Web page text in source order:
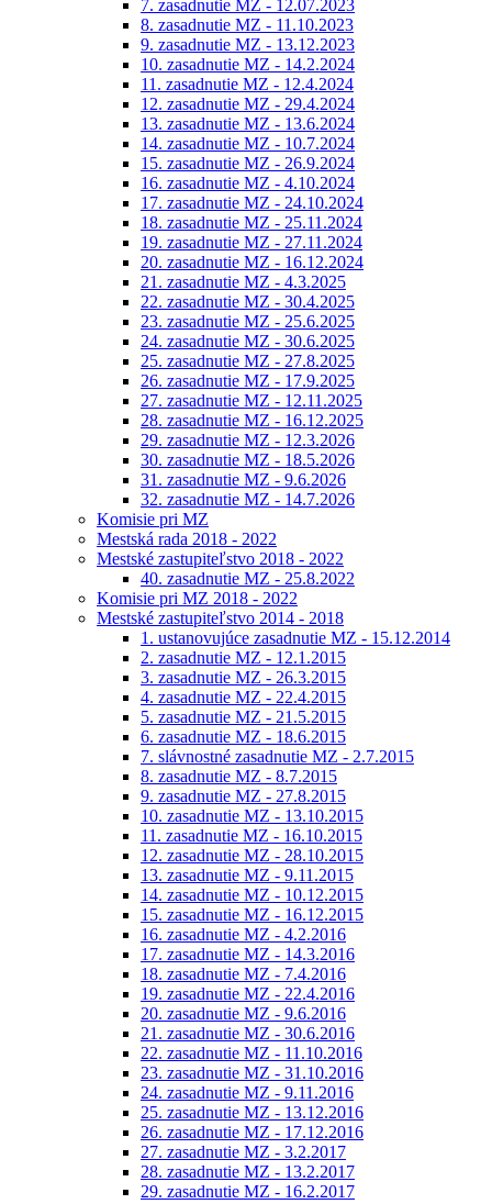
7. zasadnutie MZ - 12.07.2023
8. zasadnutie MZ - 11.10.2023
9. zasadnutie MZ - 13.12.2023
10. zasadnutie MZ - 14.2.2024
11. zasadnutie MZ - 12.4.2024
12. zasadnutie MZ - 29.4.2024
13. zasadnutie MZ - 13.6.2024
14. zasadnutie MZ - 10.7.2024
15. zasadnutie MZ - 26.9.2024
16. zasadnutie MZ - 4.10.2024
17. zasadnutie MZ - 24.10.2024
18. zasadnutie MZ - 25.11.2024
19. zasadnutie MZ - 27.11.2024
20. zasadnutie MZ - 16.12.2024
21. zasadnutie MZ - 4.3.2025
22. zasadnutie MZ - 30.4.2025
23. zasadnutie MZ - 25.6.2025
24. zasadnutie MZ - 30.6.2025
25. zasadnutie MZ - 27.8.2025
26. zasadnutie MZ - 17.9.2025
27. zasadnutie MZ - 12.11.2025
28. zasadnutie MZ - 16.12.2025
29. zasadnutie MZ - 12.3.2026
30. zasadnutie MZ - 18.5.2026
31. zasadnutie MZ - 9.6.2026
32. zasadnutie MZ - 14.7.2026
Komisie pri MZ
Mestská rada 2018 - 2022
Mestské zastupiteľstvo 2018 - 2022
40. zasadnutie MZ - 25.8.2022
Komisie pri MZ 2018 - 2022
Mestské zastupiteľstvo 2014 - 2018
1. ustanovujúce zasadnutie MZ - 15.12.2014
2. zasadnutie MZ - 12.1.2015
3. zasadnutie MZ - 26.3.2015
4. zasadnutie MZ - 22.4.2015
5. zasadnutie MZ - 21.5.2015
6. zasadnutie MZ - 18.6.2015
7. slávnostné zasadnutie MZ - 2.7.2015
8. zasadnutie MZ - 8.7.2015
9. zasadnutie MZ - 27.8.2015
10. zasadnutie MZ - 13.10.2015
11. zasadnutie MZ - 16.10.2015
12. zasadnutie MZ - 28.10.2015
13. zasadnutie MZ - 9.11.2015
14. zasadnutie MZ - 10.12.2015
15. zasadnutie MZ - 16.12.2015
16. zasadnutie MZ - 4.2.2016
17. zasadnutie MZ - 14.3.2016
18. zasadnutie MZ - 7.4.2016
19. zasadnutie MZ - 22.4.2016
20. zasadnutie MZ - 9.6.2016
21. zasadnutie MZ - 30.6.2016
22. zasadnutie MZ - 11.10.2016
23. zasadnutie MZ - 31.10.2016
24. zasadnutie MZ - 9.11.2016
25. zasadnutie MZ - 13.12.2016
26. zasadnutie MZ - 17.12.2016
27. zasadnutie MZ - 3.2.2017
28. zasadnutie MZ - 13.2.2017
29. zasadnutie MZ - 16.2.2017